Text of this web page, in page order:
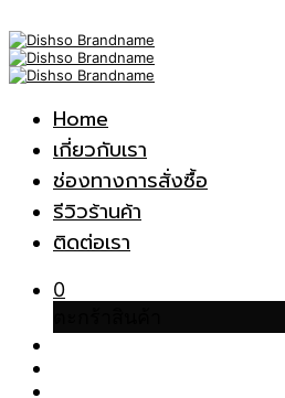
Home
เกี่ยวกับเรา
ช่องทางการสั่งซื้อ
รีวิวร้านค้า
ติดต่อเรา
0